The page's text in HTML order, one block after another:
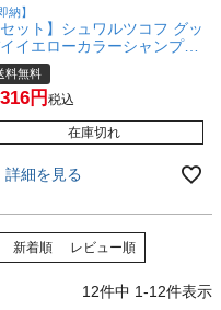
納】
セット】シュワルツコフ グッ
イエローカラーシャンプーf
本セット ブリーチ後の
み消し&カラーのメンテナ
に【紫シャンプー/ムラシャ
宅配便送料無料】(6042957-
料無料
税込
在庫切れ
詳細を見る
新着順 レビュー順
12件中 1-12件表示